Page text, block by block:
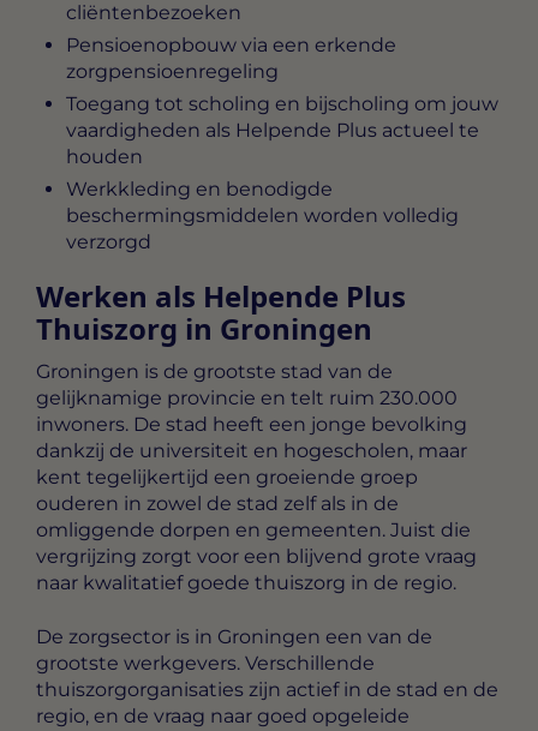
cliëntenbezoeken
Pensioenopbouw via een erkende
zorgpensioenregeling
Toegang tot scholing en bijscholing om jouw
vaardigheden als Helpende Plus actueel te
houden
Werkkleding en benodigde
beschermingsmiddelen worden volledig
verzorgd
Werken als Helpende Plus
Thuiszorg in Groningen
Groningen is de grootste stad van de
gelijknamige provincie en telt ruim 230.000
inwoners. De stad heeft een jonge bevolking
dankzij de universiteit en hogescholen, maar
kent tegelijkertijd een groeiende groep
ouderen in zowel de stad zelf als in de
omliggende dorpen en gemeenten. Juist die
vergrijzing zorgt voor een blijvend grote vraag
naar kwalitatief goede thuiszorg in de regio.
De zorgsector is in Groningen een van de
grootste werkgevers. Verschillende
thuiszorgorganisaties zijn actief in de stad en de
regio, en de vraag naar goed opgeleide